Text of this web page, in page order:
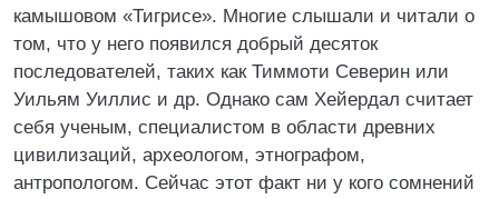
камышовом «Тигрисе». Многие слышали и читали о
том, что у него появился добрый десяток
последователей, таких как Тиммоти Северин или
Уильям Уиллис и др. Однако сам Хейердал считает
себя ученым, специалистом в области древних
цивилизаций, археологом, этнографом,
антропологом. Сейчас этот факт ни у кого сомнений